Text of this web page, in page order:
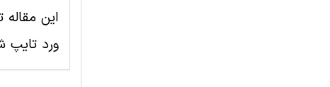
ورد